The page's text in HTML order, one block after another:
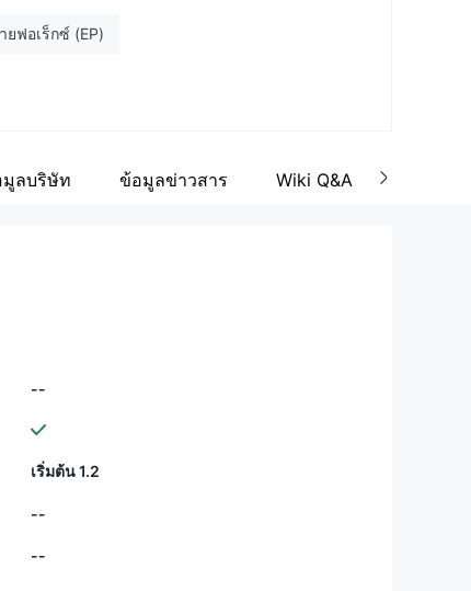
x.com/dupoinindonesia
ฟอเร็กซ์ (EP)
ลบริษัท ข้อมูลข่าวสาร Wiki Q&A
--
เริ่มต้น 1.2
--
--